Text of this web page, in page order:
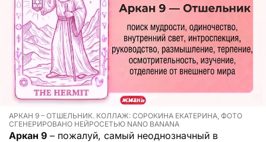
АРКАН 9 – ОТШЕЛЬНИК. КОЛЛАЖ: СОРОКИНА ЕКАТЕРИНА, ФОТО
СГЕНЕРИРОВАНО НЕЙРОСЕТЬЮ NANO BANANA
Аркан 9 – пожалуй, самый неоднозначный в